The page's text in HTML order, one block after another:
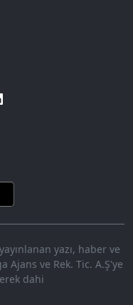
yazı, haber ve
Ajans ve Rek. Tic. A.Ş'ye
dahi